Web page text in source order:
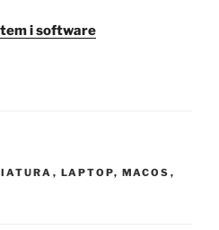
i software
, LAPTOP, MACOS ,